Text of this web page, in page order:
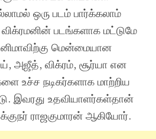
ஒரு படம் பார்க்கலாம்
படங்களாக மட்டுமே
மென்மையான
அஜீத், விக்ரம், சூர்யா என
உச்ச நடிகர்களாக மாற்றிய
இவரது உதவியாளர்கள்தான்
ராஜகுமாரன் ஆகியோர்.